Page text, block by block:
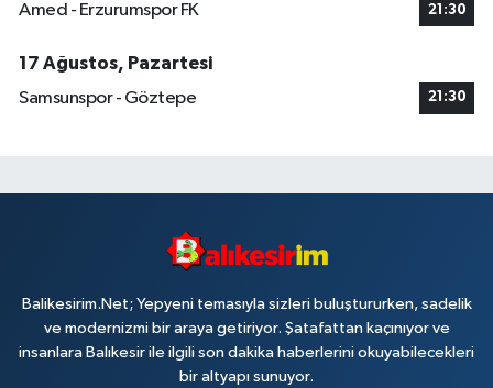
Amed - Erzurumspor FK 21:30
17 Ağustos, Pazartesi
Samsunspor - Göztepe
21:30
Balikesirim.Net; Yepyeni temasıyla sizleri buluştururken, sadelik
ve modernizmi bir araya getiriyor. Şatafattan kaçınıyor ve
insanlara Balıkesir ile ilgili son dakika haberlerini okuyabilecekleri
bir altyapı sunuyor.